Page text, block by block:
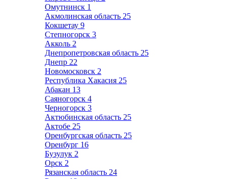
Омутнинск 1
Акмолинская область 25
Кокшетау 9
Степногорск 3
Акколь 2
Днепропетровская область 25
Днепр 22
Новомосковск 2
Республика Хакасия 25
Абакан 13
Саяногорск 4
Черногорск 3
Актюбинская область 25
Актобе 25
Оренбургская область 25
Оренбург 16
Бузулук 2
Орск 2
Рязанская область 24